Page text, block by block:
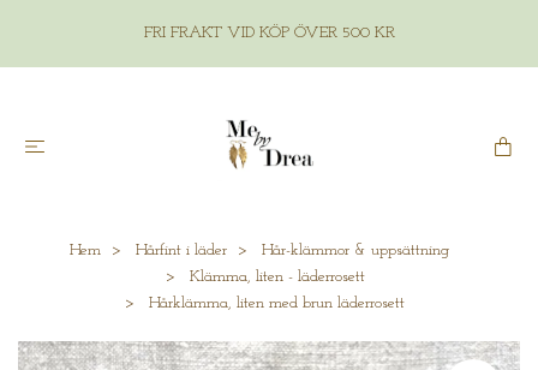
FRI FRAKT VID KÖP ÖVER 500 KR
Hem Hårfint i läder
Hår-klämmor & uppsättning
Klämma, liten - läderrosett
Hårklämma, liten med brun läderrosett